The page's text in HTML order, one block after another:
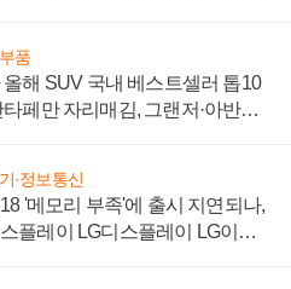
품
올해 SUV 국내 베스트셀러 톱10
페만 자리매김, 그랜저·아반떼
·정보통신
'메모리 부족'에 출시 지연되나,
플레이 LG디스플레이 LG이노